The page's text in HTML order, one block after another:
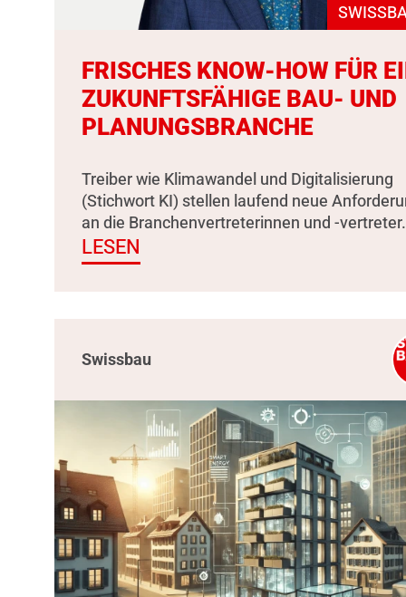
FRISCHES KNOW-HOW FÜR
ZUKUNFTSFÄHIGE BAU- UND
PLANUNGSBRANCHE
Treiber wie Klimawandel und Digitalisierung
(Stichwort KI) stellen laufend neue
an die Branchenvertreterinnen und -vertreter.
LESEN
Swissbau